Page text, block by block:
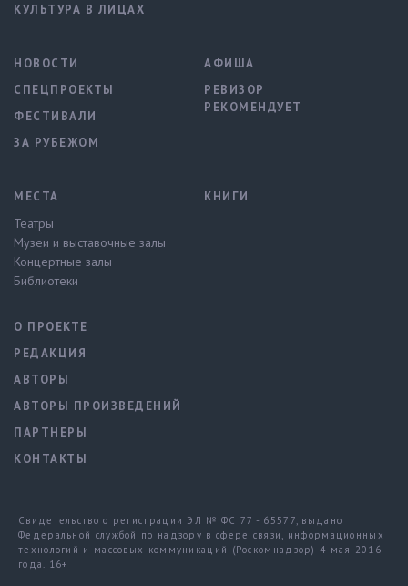
КУЛЬТУРА В ЛИЦАХ
НОВОСТИ
СПЕЦПРОЕКТЫ
ФЕСТИВАЛИ
ЗА РУБЕЖОМ
АФИША
РЕВИЗОР
РЕКОМЕНДУЕТ
МЕСТА
Театры
Музеи и выставочные залы
Концертные залы
Библиотеки
КНИГИ
О ПРОЕКТЕ
РЕДАКЦИЯ
АВТОРЫ
АВТОРЫ ПРОИЗВЕДЕНИЙ
ПАРТНЕРЫ
КОНТАКТЫ
Свидетельство о регистрации ЭЛ № ФС 77 - 65577, выдано
Федеральной службой по надзору в сфере связи, информационных
технологий и массовых коммуникаций (Роскомнадзор) 4 мая 2016
года. 16+